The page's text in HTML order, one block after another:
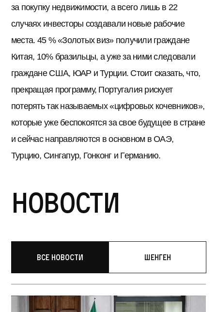
за покупку недвижимости, а всего лишь в 22
случаях инвесторы создавали новые рабочие
места. 45 % «Золотых виз» получили граждане
Китая, 10% бразильцы, а уже за ними следовали
граждане США, ЮАР и Турции. Стоит сказать, что,
прекращая программу, Португалия рискует
потерять так называемых «цифровых кочевников»,
которые уже беспокоятся за свое будущее в стране
и сейчас направляются в основном в ОАЭ,
Турцию, Сингапур, Гонконг и Германию.
Новости
Все новости Шенген